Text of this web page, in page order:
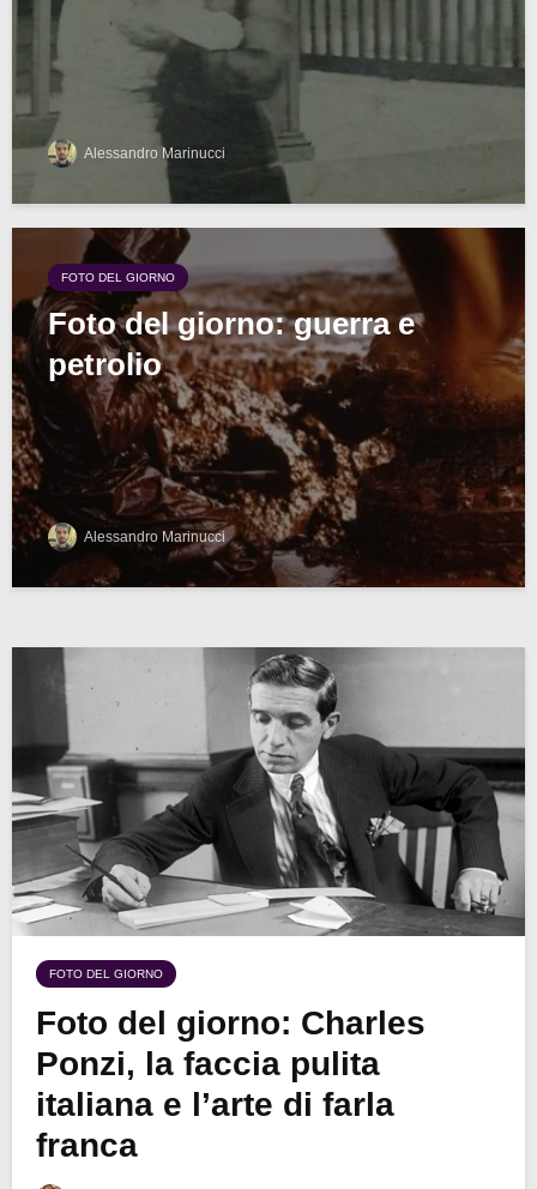
Alessandro Marinucci
FOTO DEL GIORNO
Foto del giorno: guerra e
petrolio
Alessandro Marinucci
FOTO DEL GIORNO
Foto del giorno: Charles
Ponzi, la faccia pulita
italiana e l’arte di farla
franca